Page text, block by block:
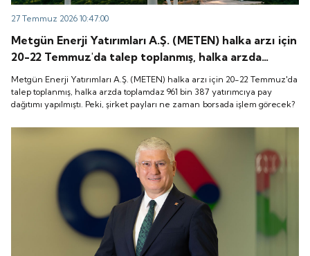
27 Temmuz 2026 10:47:00
Metgün Enerji Yatırımları A.Ş. (METEN) halka arzı için
20-22 Temmuz'da talep toplanmış, halka arzda
toplamdaz 961 bin 387 yatırımcıya pay dağıtımı
yapılmıştı. Peki, şirket payları ne zaman borsada
işlem görecek?
Metgün Enerji Yatırımları A.Ş. (METEN) halka arzı için 20-22 Temmuz'da
talep toplanmış, halka arzda toplamdaz 961 bin 387 yatırımcıya pay
dağıtımı yapılmıştı. Peki, şirket payları ne zaman borsada işlem görecek?